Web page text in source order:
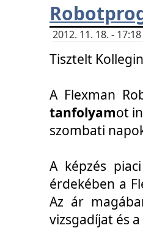
2012. 11. 18. -
Tisztelt
A Flexman
tanfolyamot
szombati
A képzés
érdekében a
Az ár
vizsgadíjat és